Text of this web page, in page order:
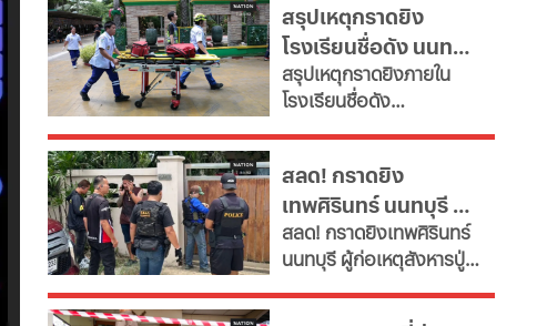
รายจ่ายบุคลากรพุ่งทะยาน
กระทบเงินลงทุนโครงสร้าง
พื้นฐานและการพัฒนา
ประเทศ เผย 11 สายงานจะ
หายไป เช็กที่นี่
ข้อผิดพลาดทางกฎหมาย
ดึงคนไม่ผ่านเกณฑ์สอบ
ภาค ค
สรุปเหตุกราดยิง
โรงเรียนชื่อดัง นนทบุรี
ล่าสุด ผู้ก่อเหตุเสียชีวิต
แล้ว
สรุปเหตุกราดยิงภายใน
โรงเรียนชื่อดัง
แล้ว ขณะที่ยอดผู้เสียชีวิต
พุ่งเป็น 7 ราย บาดเจ็บกว่า
15 ราย
สลด! กราดยิง
เทพศิรินทร์ นนทบุรี ดับ
7 พบยิงปู่ย่าก่อนบุก
โรงเรียน
สลด! กราดยิงเทพศิรินทร์
นนทบุรี ผู้ก่อเหตุสังหารปู่